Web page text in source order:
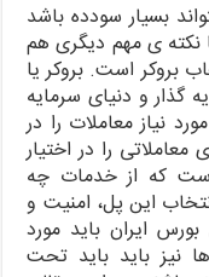
بسیار سودده باشد
نکته ی مهم دیگری هم
بروکر است. بروکر یا
گذار و دنیای سرمایه
نیاز معاملات را در
را در اختیار
که از خدمات چه
این پل، امنیت و
ایران باید مورد
نیز باید باید تحت